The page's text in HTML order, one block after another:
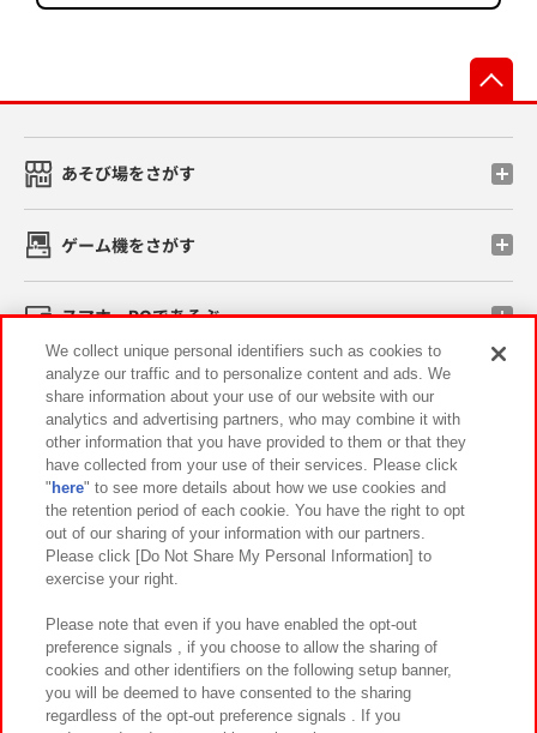
あそび場をさがす
ゲーム機をさがす
スマホ・PCであそぶ
イベント・キャンペーン
関連会社 サステナビリティ サイトポリシー
プライバシーポリシー ウェブアクセシビリティ方針と検証結果
お取引先さまとともに
カスタマーハラスメント対応方針 よくあるご質問・お問い合わせ
We collect unique personal identifiers such as cookies to
analyze our traffic and to personalize content and ads. We
share information about your use of our website with our
analytics and advertising partners, who may combine it with
other information that you have provided to them or that they
have collected from your use of their services. Please click
" here" to see more details about how we use cookies and
the retention period of each cookie. You have the right to opt
out of our sharing of your information with our partners.
Please click [Do Not Share My Personal Information] to
exercise your right.
Please note that even if you have enabled the opt-out
preference signals , if you choose to allow the sharing of
cookies and other identifiers on the following setup banner,
you will be deemed to have consented to the sharing
regardless of the opt-out preference signals . If you